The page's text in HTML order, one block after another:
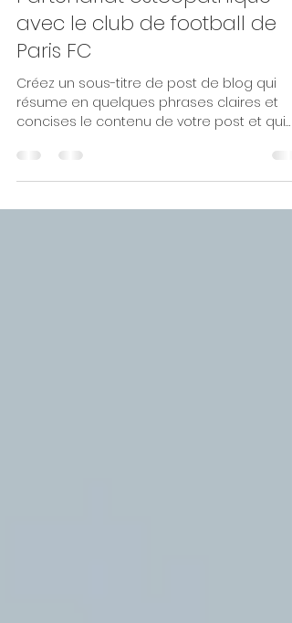
2 min de lecture
Partenariat ostéopathique
avec le club de football de
Paris FC
Créez un sous-titre de post de blog qui
résume en quelques phrases claires et